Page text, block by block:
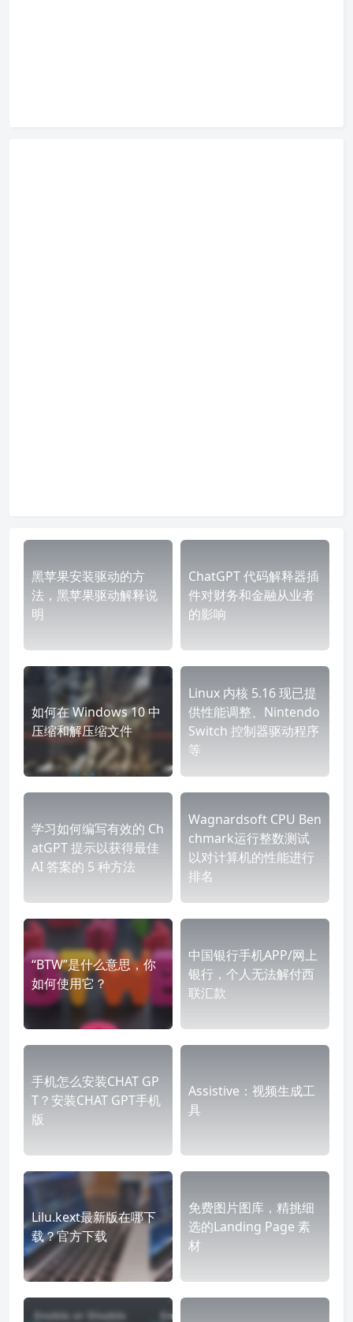
黑苹果安装驱动的方
法，黑苹果驱动解释说
明
ChatGPT 代码解释器插
件对财务和金融从业者
的影响
如何在 Windows 10 中
压缩和解压缩文件
Linux 内核 5.16 现已提
供性能调整、Nintendo
Switch 控制器驱动程序
等
学习如何编写有效的 Ch
atGPT 提示以获得最佳
AI 答案的 5 种方法
Wagnardsoft CPU Ben
chmark运行整数测试
以对计算机的性能进行
排名
“BTW”是什么意思，你
如何使用它？
中国银行手机APP/网上
银行，个人无法解付西
联汇款
手机怎么安装CHAT GP
T？安装CHAT GPT手机
版
Assistive：视频生成工
具
Lilu.kext最新版在哪下
载？官方下载
免费图片图库，精挑细
选的Landing Page 素
材